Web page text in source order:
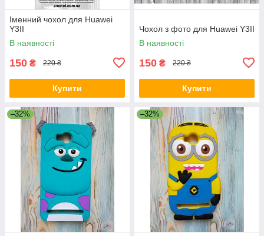
Іменний чохол для Huawei
Y3II
В наявності
150 ₴ 220 ₴
Купити
Чохол з фото для Huawei Y3II
В наявності
150 ₴ 220 ₴
Купити
–32% –32%